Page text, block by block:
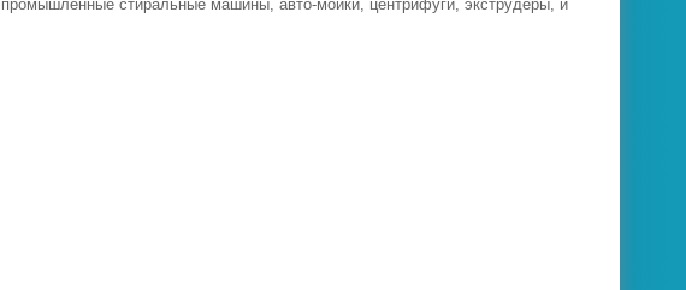
стиральные машины, авто-мойки, центрифуги, экструдеры, и